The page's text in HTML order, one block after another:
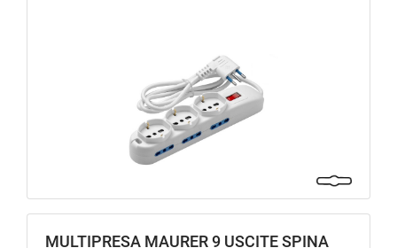
MULTIPRESA MAURER 9 USCITE SPINA